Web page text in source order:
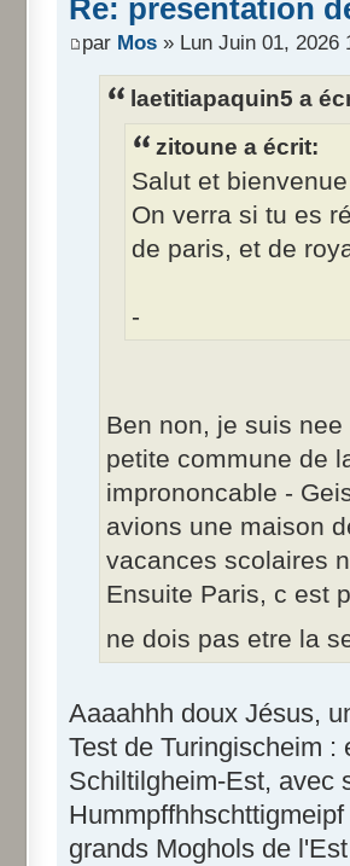
Re: présentation
par Mos » Lun Juin 01, 2026
laetitiapaquin5 a
zitoune a écrit:
Salut et
On verra si tu es
de paris, et de
-
Ben non, je suis
petite commune de
imprononcable -
avions une maison
vacances scolaires
Ensuite Paris, c est
ne dois pas etre la
Aaaahhh doux Jésus,
Test de Turingischeim
Schiltilgheim-Est, avec
grands Moghols de